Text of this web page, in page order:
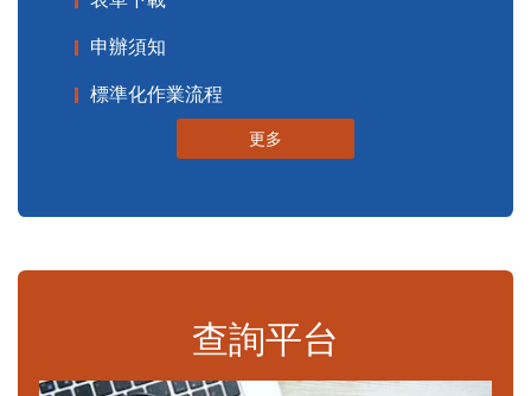
申辦須知
標準化作業流程
更多
查詢平台